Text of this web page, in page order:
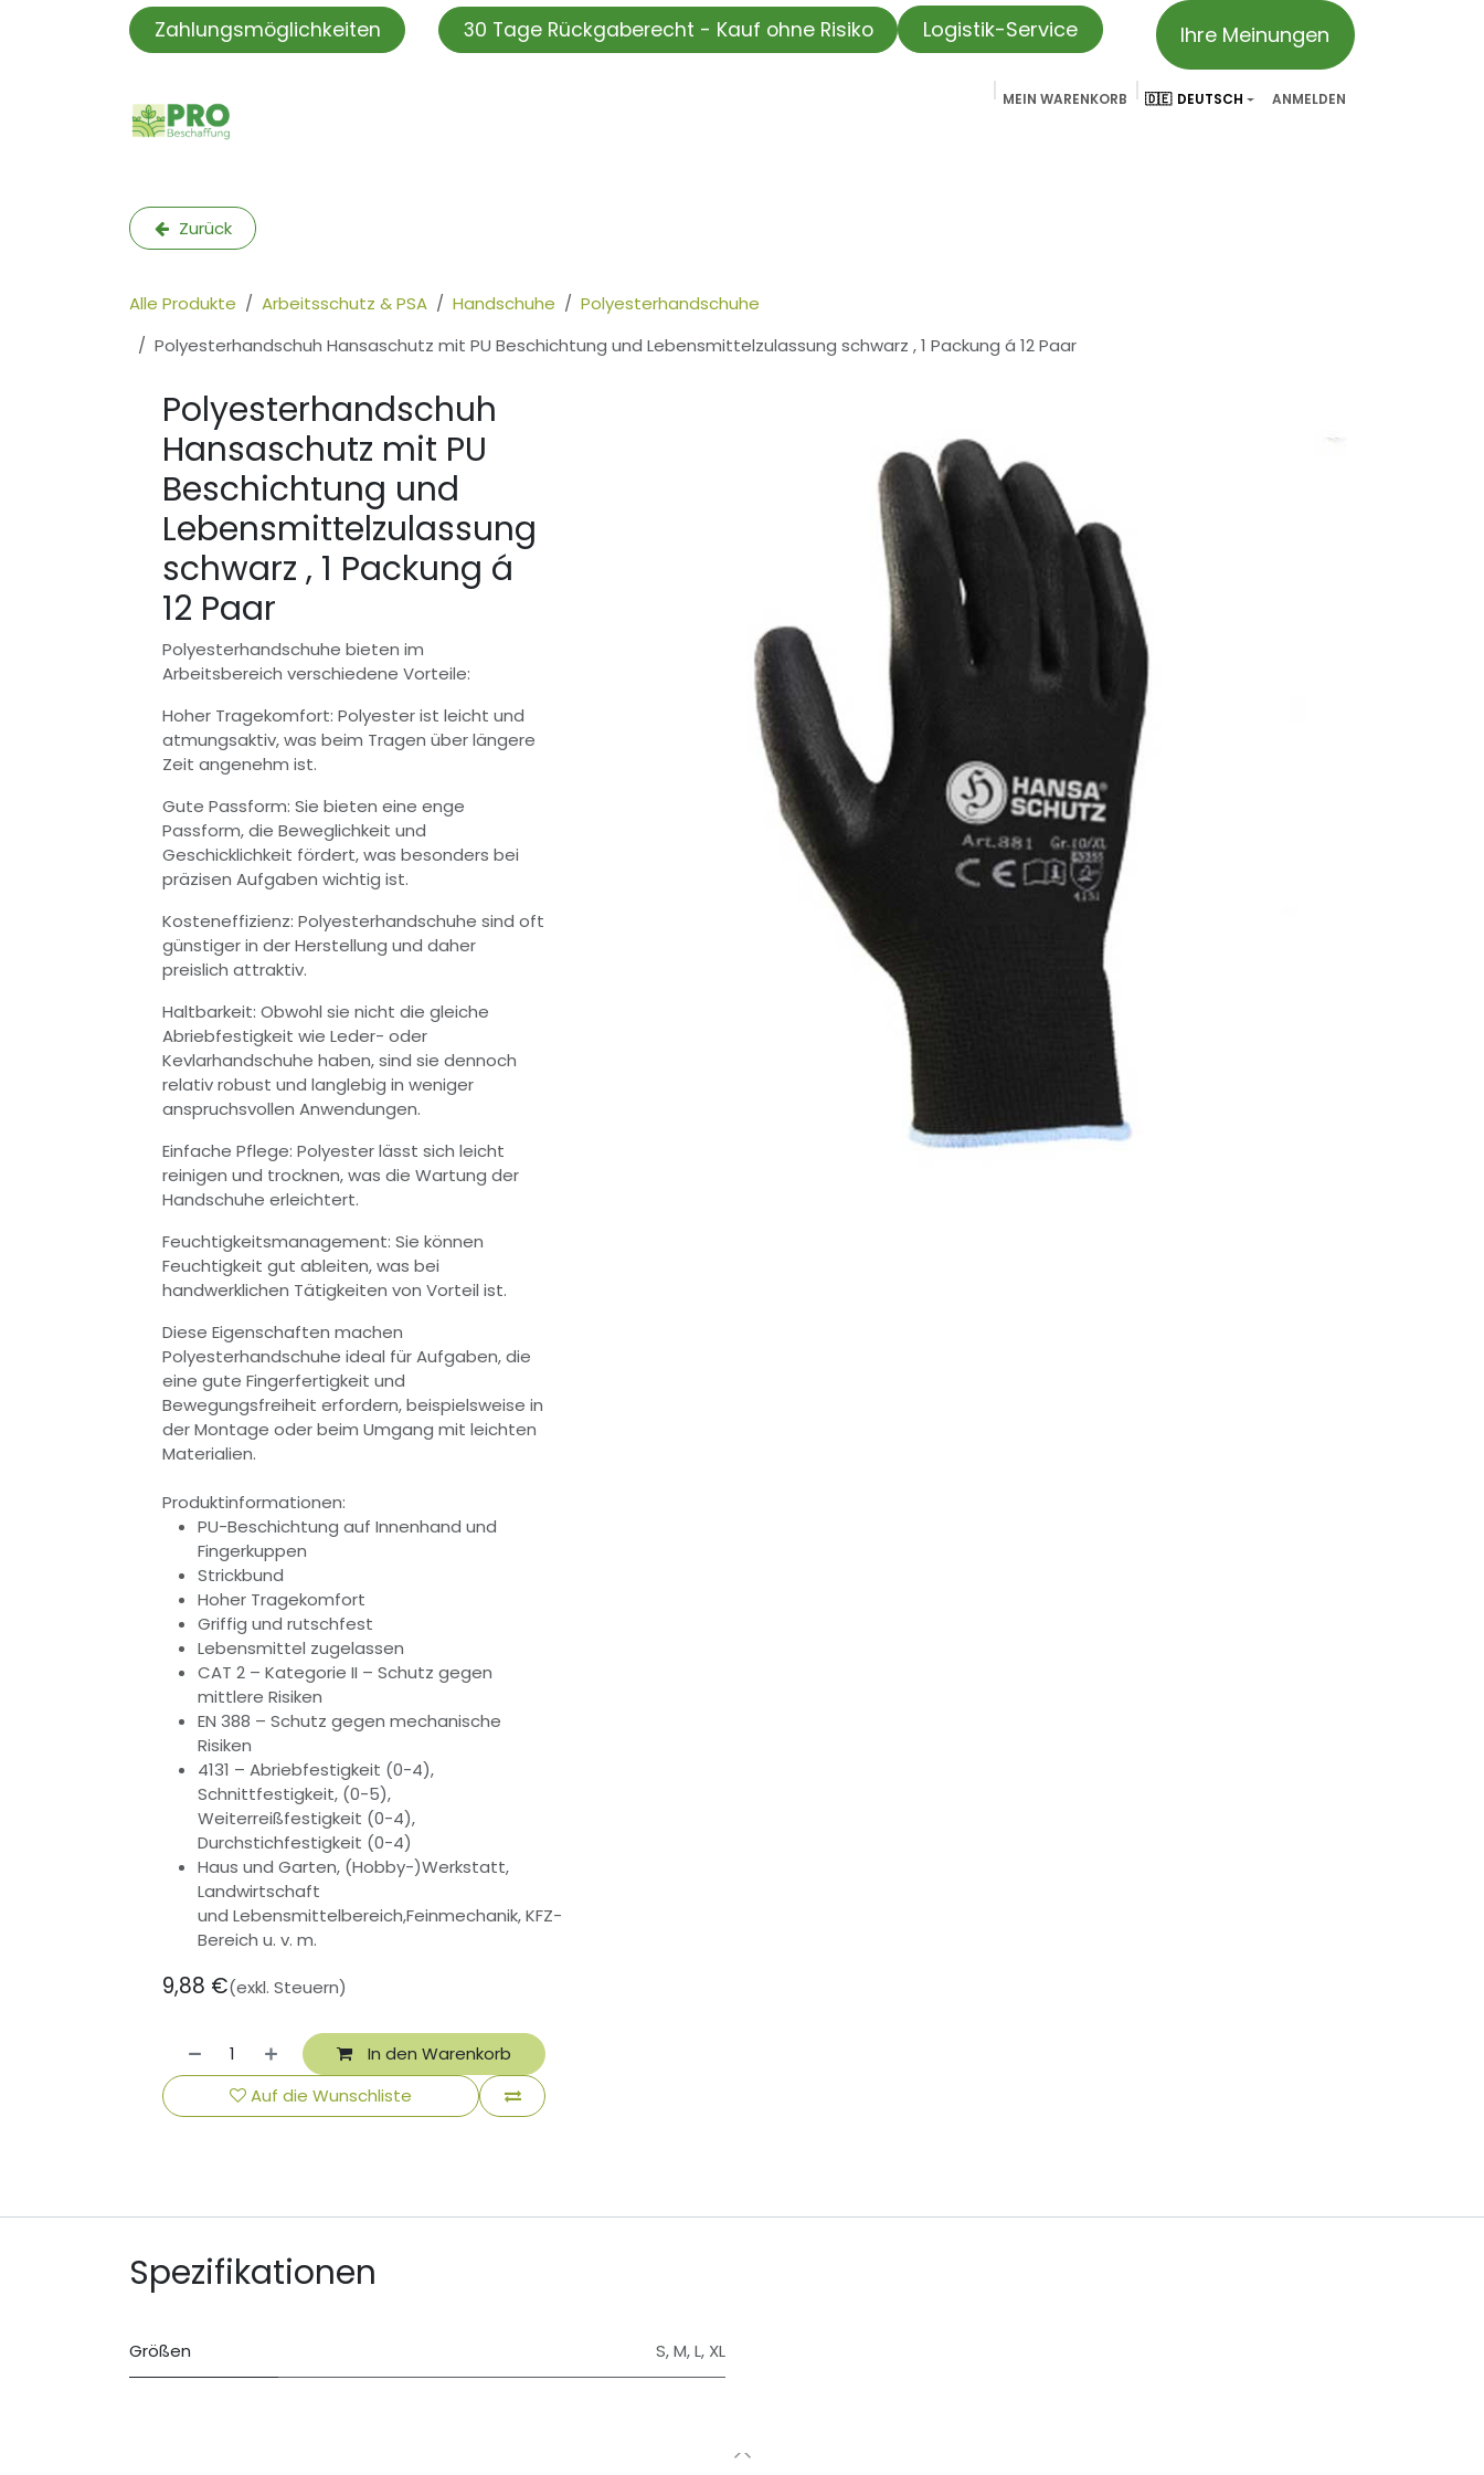
Zum Inhalt springen
Zahlungsmöglichkeiten 30 Tage Rückgaberecht - Kauf ohne Risiko Logistik-Service Ihre Meinungen
MEIN WARENKORB 🇩🇪 DEUTSCH ANMELDEN
Zurück
Alle Produkte Arbeitsschutz & PSA Handschuhe
Polyesterhandschuhe
Polyesterhandschuh Hansaschutz mit PU Beschichtung und Lebensmittelzulassung schwarz , 1 Packung á 12 Paar
Polyesterhandschuh
Hansaschutz mit PU
Beschichtung und
Lebensmittelzulassung
schwarz , 1 Packung á
12 Paar
Polyesterhandschuhe bieten im
Arbeitsbereich verschiedene Vorteile:
Hoher Tragekomfort: Polyester ist leicht und
atmungsaktiv, was beim Tragen über längere
Zeit angenehm ist.
Gute Passform: Sie bieten eine enge
Passform, die Beweglichkeit und
Geschicklichkeit fördert, was besonders bei
präzisen Aufgaben wichtig ist.
Kosteneffizienz: Polyesterhandschuhe sind oft
günstiger in der Herstellung und daher
preislich attraktiv.
Haltbarkeit: Obwohl sie nicht die gleiche
Abriebfestigkeit wie Leder- oder
Kevlarhandschuhe haben, sind sie dennoch
relativ robust und langlebig in weniger
anspruchsvollen Anwendungen.
Einfache Pflege: Polyester lässt sich leicht
reinigen und trocknen, was die Wartung der
Handschuhe erleichtert.
Feuchtigkeitsmanagement: Sie können
Feuchtigkeit gut ableiten, was bei
handwerklichen Tätigkeiten von Vorteil ist.
Diese Eigenschaften machen
Polyesterhandschuhe ideal für Aufgaben, die
eine gute Fingerfertigkeit und
Bewegungsfreiheit erfordern, beispielsweise in
der Montage oder beim Umgang mit leichten
Materialien.
Produktinformationen:
PU-Beschichtung auf Innenhand und
Fingerkuppen
Strickbund
Hoher Tragekomfort
Griffig und rutschfest
Lebensmittel zugelassen
CAT 2 – Kategorie II – Schutz gegen
mittlere Risiken
EN 388 – Schutz gegen mechanische
Risiken
4131 – Abriebfestigkeit (0-4),
Schnittfestigkeit, (0-5),
Weiterreißfestigkeit (0-4),
Durchstichfestigkeit (0-4)
Haus und Garten, (Hobby-)Werkstatt,
Landwirtschaft
und Lebensmittelbereich,Feinmechanik, KFZ-
Bereich u. v. m.
9,88 €(exkl. Steuern)
In den Warenkorb
Auf die Wunschliste
Spezifikationen
Größen S,M,L, XL